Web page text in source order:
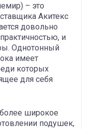
– это
Акитекс
довольно
и
Однотонный
имеет
которых
для себя
широкое
подушек,